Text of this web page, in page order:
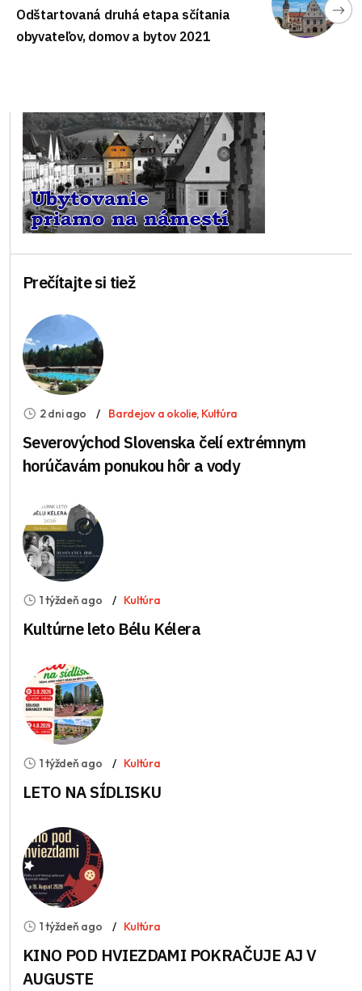
Odštartovaná druhá etapa sčítania
obyvateľov, domov a bytov 2021
Prečítajte si tiež
2 dni ago Bardejov a okolie, Kultúra
Severovýchod Slovenska čelí extrémnym
horúčavám ponukou hôr a vody
1 týždeň ago Kultúra
Kultúrne leto Bélu Kélera
1 týždeň ago Kultúra
LETO NA SÍDLISKU
1 týždeň ago Kultúra
KINO POD HVIEZDAMI POKRAČUJE AJ V
AUGUSTE